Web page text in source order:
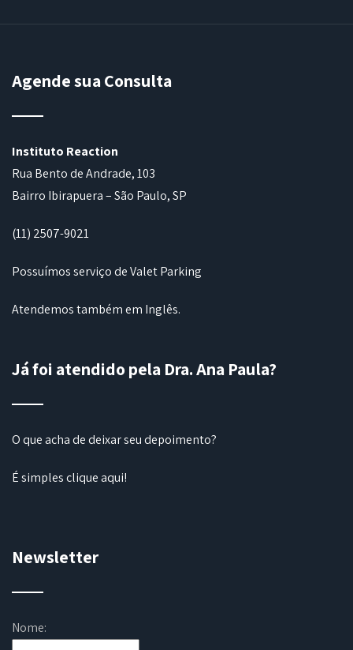
Agende sua Consulta
Instituto Reaction
Rua Bento de Andrade, 103
Bairro Ibirapuera – São Paulo, SP
(11) 2507-9021
Possuímos serviço de Valet Parking
Atendemos também em Inglês.
Já foi atendido pela Dra. Ana Paula?
O que acha de deixar seu depoimento?
É simplesclique aqui!
Newsletter
Nome: